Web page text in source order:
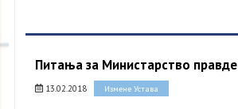
Питања за Министарство правде
13.02.2018 Измене Устава